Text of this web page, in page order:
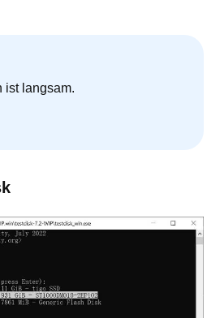
ist langsam.